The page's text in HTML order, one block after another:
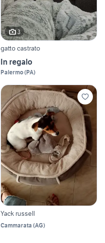
3
gatto castrato
In regalo
Palermo(PA)
Yack russell
Cammarata (AG)